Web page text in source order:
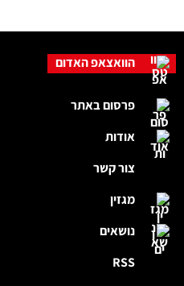
הוואצאפ האדום
פרסום באתר
אודות
צור קשר
מגזין
נושאים
RSS